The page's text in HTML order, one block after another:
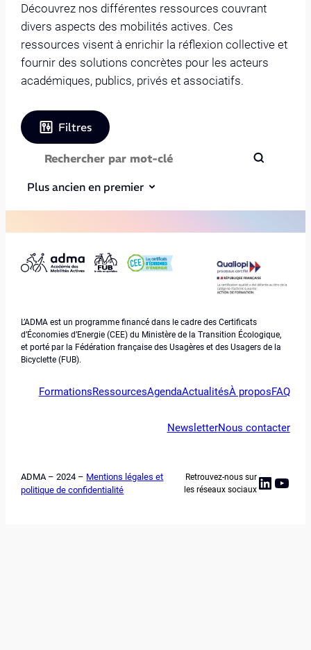
Découvrez nos différentes ressources couvrant
divers aspects des mobilités actives. Ces
ressources visent à enrichir la réflexion collective et
fournir des solutions concrètes pour les acteurs
académiques, publics, privés et associatifs.
Filtres
Plus ancien en premier
L’ADMA est un programme financé dans le cadre des Certificats
d’Économies d’Energie (CEE) du Ministère de la Transition Écologique,
et porté par la Fédération française des Usagères et des Usagers de la
Bicyclette (FUB).
FormationsRessourcesAgendaActualitésÀ proposFAQ
NewsletterNous contacter
ADMA – 2024 – Mentions légales et
politique de confidentialité
Retrouvez-nous sur
les réseaux sociaux